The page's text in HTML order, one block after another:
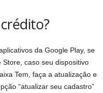
da Google Play, se
caso seu dispositivo
Tem, faça a atualização e
“atualizar seu cadastro”